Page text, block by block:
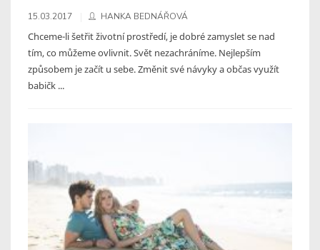
15.03.2017 HANKA BEDNÁŘOVÁ
Chceme-li šetřit životní prostředí, je dobré zamyslet se nad
tím, co můžeme ovlivnit. Svět nezachráníme. Nejlepším
způsobem je začít u sebe. Změnit své návyky a občas využít
babičk ...